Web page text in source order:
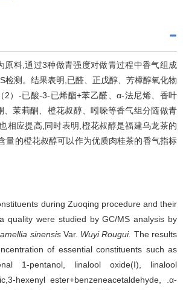
原料,通过3种做青强度对做青过程中香气组成
检测。结果表明,已醛、正戊醇、芳樟醇氧化物
2）-已酸-3-已烯酯+苯乙醛、α-法尼烯、香叶
、茉莉酮、橙花叔醇、吲哚等香气组分随做青
相应提高,同时表明,橙花叔醇是福建乌龙茶的
量的橙花叔醇可以作为优质肉桂茶的香气指标
during Zuoqing procedure and their
quality were studied by GC/MS analysis by
sinensisVar. Wuyi Rougui. The results
of essential constituents such as
1-pentanol, linalool oxide(I), linalool
hexenyl ester+benzeneacetaldehyde, .α-